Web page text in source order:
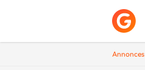
Annonces